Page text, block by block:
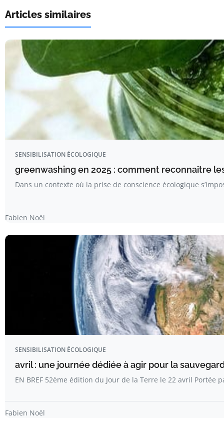
Articles similaires
SENSIBILISATION ÉCOLOGIQUE
greenwashing en 2025 : comment reconnaître
Dans un contexte où la prise de conscience écologique
Fabien Noël
SENSIBILISATION ÉCOLOGIQUE
avril : une journée dédiée à agir pour la
EN BREF 52ème édition du Jour de la Terre le 22 avril Portée
Fabien Noël